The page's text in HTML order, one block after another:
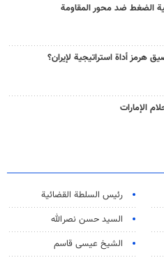
الضغط ضد محور المقاومة
هرمز أداة استراتيجية لإيران؟
الإمارات
رئیس السلطة القضائیة
السيد حسن نصرالله
الشيخ عيسى قاسم